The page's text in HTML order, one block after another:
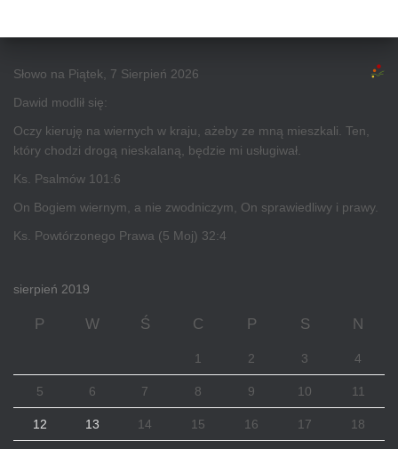
Słowo na Piątek, 7 Sierpień 2026
Dawid modlił się:
Oczy kieruję na wiernych w kraju, ażeby ze mną mieszkali. Ten,
który chodzi drogą nieskalaną, będzie mi usługiwał.
Ks. Psalmów 101:6
On Bogiem wiernym, a nie zwodniczym, On sprawiedliwy i prawy.
Ks. Powtórzonego Prawa (5 Moj) 32:4
sierpień 2019
P W Ś C P S N
1 2 3 4
5 6 7 8 9 10 11
12 13 14 15 16 17 18